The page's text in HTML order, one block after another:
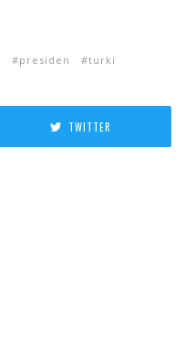
presiden turki
TWITTER